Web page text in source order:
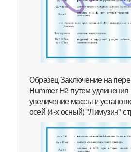
Образец Заключение на
Hummer H2 путем
увеличение массы и
осей (4-х осный) "Лимузин"